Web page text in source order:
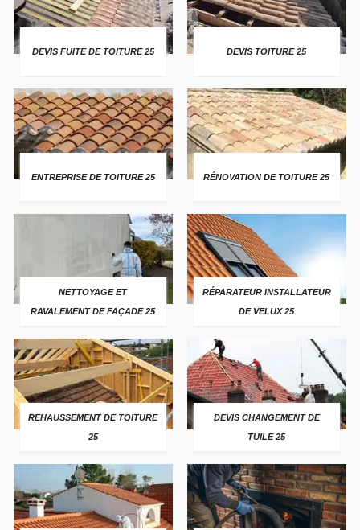
DEVIS FUITE DE TOITURE 25 DEVIS TOITURE 25
ENTREPRISE DE TOITURE 25 RÉNOVATION DE TOITURE 25
NETTOYAGE ET
RAVALEMENT DE FAÇADE 25
RÉPARATEUR INSTALLATEUR
DE VELUX 25
REHAUSSEMENT DE TOITURE
25
DEVIS CHANGEMENT DE
TUILE 25